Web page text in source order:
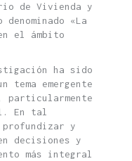
de Vivienda y
«La
el ámbito
ha sido
tema emergente
particularmente
En tal
y
decisiones y
más integral